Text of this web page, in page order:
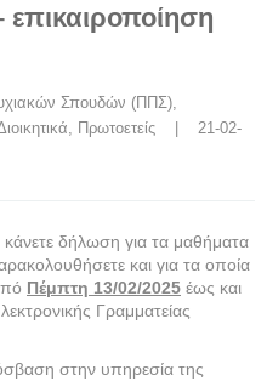
Σπουδών (ΠΠΣ)
, Πρωτοετείς
    |    21-02-
δήλωση για τα μαθήματα
και για τα οποία
Πέμπτη 13/02/2025 έως και
Γραμματείας
στην υπηρεσία της